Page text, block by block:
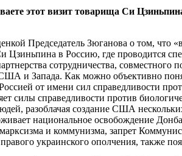
этот визит товарища Си
Председатель Зюганова о том,
Цзиньпина в Россию, где проводится
сотрудничества,
и Запада. Как можно объективно
от имени сил справедливости
силы справедливости против
разоблачая создание США
национальное освобождение
и коммунизма, запрет
украинского ополчения, также